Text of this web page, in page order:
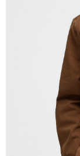
１．透過由恩沛科
易，需依本服務之
權轉讓予恩沛科技股
２．關於個人資料
https://aftee.tw/
３．未成年的使用
「AFTEE先享後付
４．使用「AFTEE
時審查核予不同之
請求用戶進行身份認
５．嚴禁一人註冊